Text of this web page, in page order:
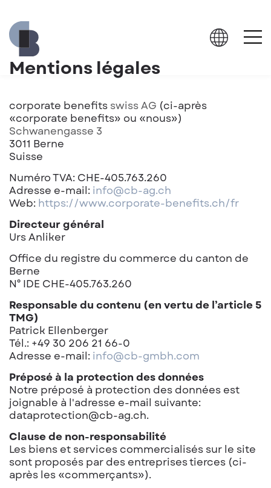
Mentions légales
corporate benefits swiss AG (ci-après
«corporate benefits» ou «nous»)
Schwanengasse 3
3011 Berne
Suisse
Numéro TVA: CHE-405.763.260
Adresse e-mail: info@cb-ag.ch
Web: https://www.corporate-benefits.ch/fr
Directeur général
Urs Anliker
Office du registre du commerce du canton de
Berne
N° IDE CHE-405.763.260
Responsable du contenu (en vertu de l’article 5
TMG)
Patrick Ellenberger
Tél.: +49 30 206 21 66-0
Adresse e-mail: info@cb-gmbh.com
Préposé à la protection des données
Notre préposé à protection des données est
joignable à l'adresse e-mail suivante:
dataprotection@cb-ag.ch.
Clause de non-responsabilité
Les biens et services commercialisés sur le site
sont proposés par des entreprises tierces (ci-
après les «commerçants»).